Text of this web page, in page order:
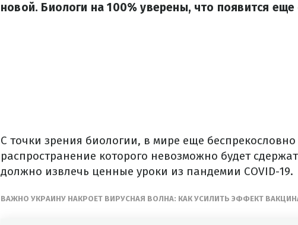
новой. Биологи на 100% уверены, что появится
С точки зрения биологии, в мире еще беспрекословно
распространение которого невозможно будет
должно извлечь ценные уроки из пандемии COVID-19.
ВАЖНО УКРАИНУ НАКРОЕТ ВИРУСНАЯ ВОЛНА: КАК УСИЛИТЬ ЭФФЕКТ